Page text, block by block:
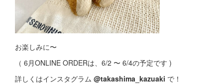
お楽しみに〜
（ 6月ONLINE ORDERは、6/2 〜 6/4の予定です )
詳しくはインスタグラム @takashima_kazuaki で！